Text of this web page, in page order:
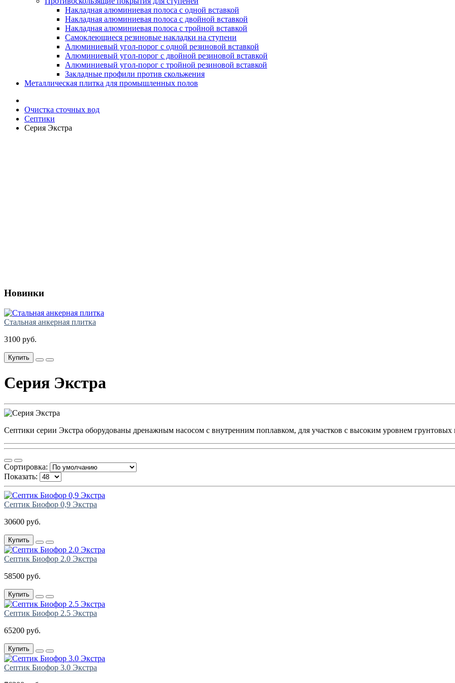
Накладная алюминиевая полоса с одной вставкой
Накладная алюминиевая полоса с двойной вставкой
Накладная алюминиевая полоса с тройной вставкой
Самоклеющиеся резиновые накладки на ступени
Алюминиевый угол-порог с одной резиновой вставкой
Алюминиевый угол-порог с двойной резиновой вставкой
Алюминиевый угол-порог с тройной резиновой вставкой
Закладные профили против скольжения
Металлическая плитка для промышленных полов
Очистка сточных вод
Септики
Серия Экстра
Новинки
Стальная анкерная плитка
3100 руб.
Купить
Серия Экстра
Септики серии Экстра оборудованы дренажным насосом с внутренним поплавком, для участков с высоким уровнем грунтовых
Сортировка:
Показать:
Септик Биофор 0,9 Экстра
30600 руб.
Купить
Септик Биофор 2.0 Экстра
58500 руб.
Купить
Септик Биофор 2.5 Экстра
65200 руб.
Купить
Септик Биофор 3.0 Экстра